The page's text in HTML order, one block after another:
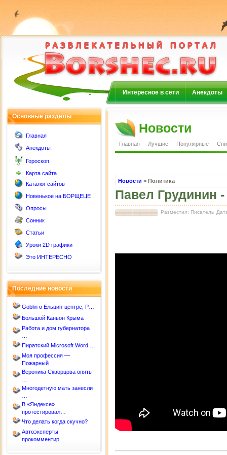
Интересное в сети Анекдоты
Основные разделы
Главная
Анекдоты
Гороскоп
Карта сайта
Каталог сайтов
Новенькое на БОРЩЕЦЕ
Опросы
Сонник
Статьи
Уроки 2D графики
Это ИНТЕРЕСНО
Последние новости
Goblin о Ельцин-центре, Р…
Большой Каньон Крыма
Работа и дом губернатора
Пиратский Microsoft Word …
Моя профессия —
Пожарный
Вероника Скворцова опять
Многодетную мать занесли
В «Яндексе»
протестировал…
Что делать когда скучно?
Автоэксперты
прокомментир…
Новости
Главная Лучшие Популярные
Новости > Политика
Павел Грудинин
Разместил: Писатель